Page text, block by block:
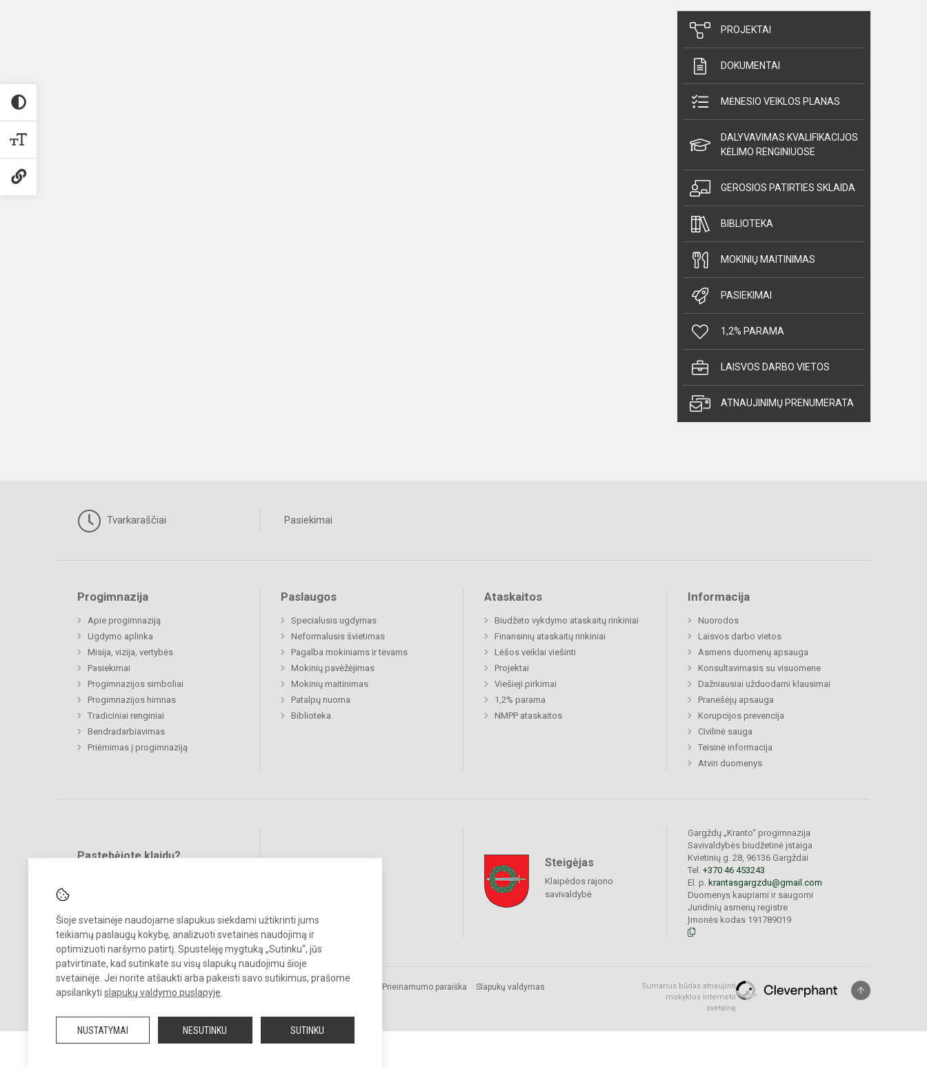
Šioje svetainėje naudojame slapukus siekdami užtikrinti jums
teikiamų paslaugų kokybę, analizuoti svetainės naudojimą ir
optimizuoti naršymo patirtį. Spustelėję mygtuką „Sutinku“, jūs
patvirtinate, kad sutinkate su visų slapukų naudojimu šioje
svetainėje. Jei norite atšaukti arba pakeisti savo sutikimus, prašome
apsilankyti slapukų valdymo puslapyje
NUSTATYMAI NESUTINKU SUTINKU
PROJEKTAI
DOKUMENTAI
MĖNESIO VEIKLOS PLANAS
DALYVAVIMAS KVALIFIKACIJOS
KĖLIMO RENGINIUOSE
GEROSIOS PATIRTIES SKLAIDA
BIBLIOTEKA
MOKINIŲ MAITINIMAS
PASIEKIMAI
1,2% PARAMA
LAISVOS DARBO VIETOS
ATNAUJINIMŲ PRENUMERATA
Tvarkaraščiai Pasiekimai
Progimnazija
Apie progimnaziją
Ugdymo aplinka
Misija, vizija, vertybės
Pasiekimai
Progimnazijos simboliai
Progimnazijos himnas
Tradiciniai renginiai
Bendradarbiavimas
Priėmimas į progimnaziją
Paslaugos
Specialusis ugdymas
Neformalusis švietimas
Pagalba mokiniams ir tėvams
Mokinių pavėžėjimas
Mokinių maitinimas
Patalpų nuoma
Biblioteka
Ataskaitos
Biudžeto vykdymo ataskaitų rinkiniai
Finansinių ataskaitų rinkiniai
Lėšos veiklai viešinti
Projektai
Viešieji pirkimai
1,2% parama
NMPP ataskaitos
Informacija
Nuorodos
Laisvos darbo vietos
Asmens duomenų apsauga
Konsultavimasis su visuomene
Dažniausiai užduodami klausimai
Pranešėjų apsauga
Korupcijos prevencija
Civilinė sauga
Teisinė informacija
Atviri duomenys
Pastebėjote klaidų?
Steigėjas
Klaipėdos rajono
savivaldybė
Gargždų „Kranto“ progimnazija
Savivaldybės biudžetinė įstaiga
Kvietinių g. 28, 96136 Gargždai
Tel. +370 46 453243
El. p. krantasgargzdu@gmail.com
Duomenys kaupiami ir saugomi
Juridinių asmenų registre
Įmonės kodas 191789019
© 2023. Gargždų „Kranto“ progimnazija. Visos teisės saugomos.
Kopijuoti turinį be raštiško įstaigos administracijos sutikimo griežtai
Prieinamumo paraiška Slapukų valdymas
Sumanus būdas atnaujinti
mokyklos interneto
svetainę